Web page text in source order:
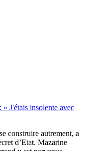
J'étais insolente avec
construire autrement, a
d’Etat. Mazarine